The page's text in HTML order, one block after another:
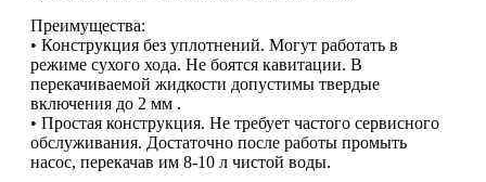
Преимущества:
• Конструкция без уплотнений. Могут работать в
режиме сухого хода. Не боятся кавитации. В
перекачиваемой жидкости допустимы твердые
включения до 2 мм .
• Простая конструкция. Не требует частого сервисного
обслуживания. Достаточно после работы промыть
насос, перекачав им 8-10 л чистой воды.